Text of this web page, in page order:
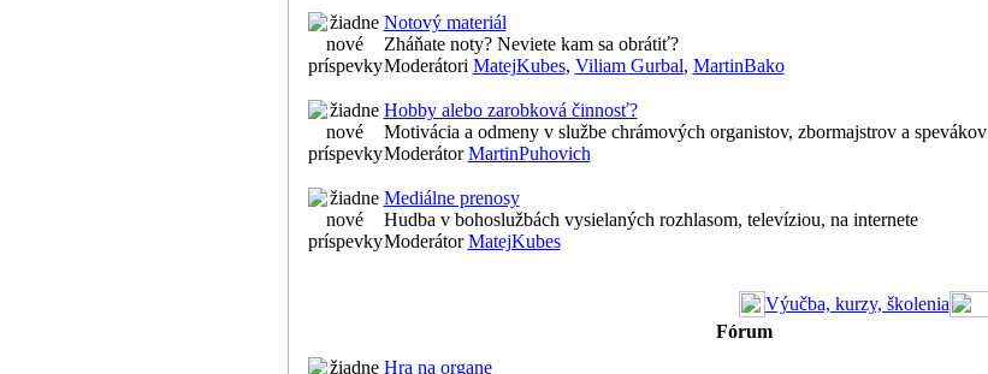
Notový materiál
Zháňate noty? Neviete kam sa obrátiť?
Moderátori MatejKubes, Viliam Gurbal, MartinBako
Hobby alebo zarobková činnosť?
Motivácia a odmeny v službe chrámových organistov, zbormajstrov a spevákov
ModerátorMartinPuhovich
Mediálne prenosy
Hudba v bohoslužbách vysielaných rozhlasom, televíziou, na internete
ModerátorMatejKubes
Výučba, kurzy, školenia
Fórum
Hra na organe